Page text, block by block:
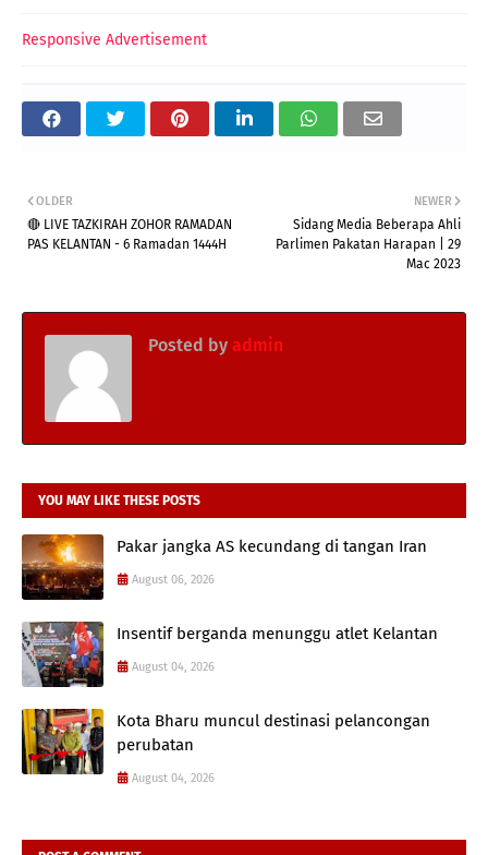
Responsive Advertisement
NEWER
Sidang Media Beberapa Ahli
Parlimen Pakatan Harapan | 29
Mac 2023
OLDER
🔴 LIVE TAZKIRAH ZOHOR RAMADAN
PAS KELANTAN - 6 Ramadan 1444H
Posted by admin
YOU MAY LIKE THESE POSTS
Pakar jangka AS kecundang di tangan Iran
August 06, 2026
Insentif berganda menunggu atlet Kelantan
August 04, 2026
Kota Bharu muncul destinasi pelancongan
perubatan
August 04, 2026